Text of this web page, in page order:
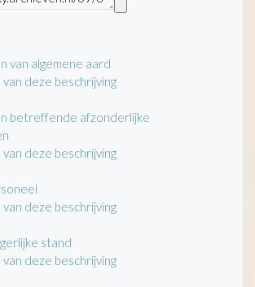
van algemene aard
deze beschrijving
betreffende afzonderlijke
deze beschrijving
deze beschrijving
stand
deze beschrijving